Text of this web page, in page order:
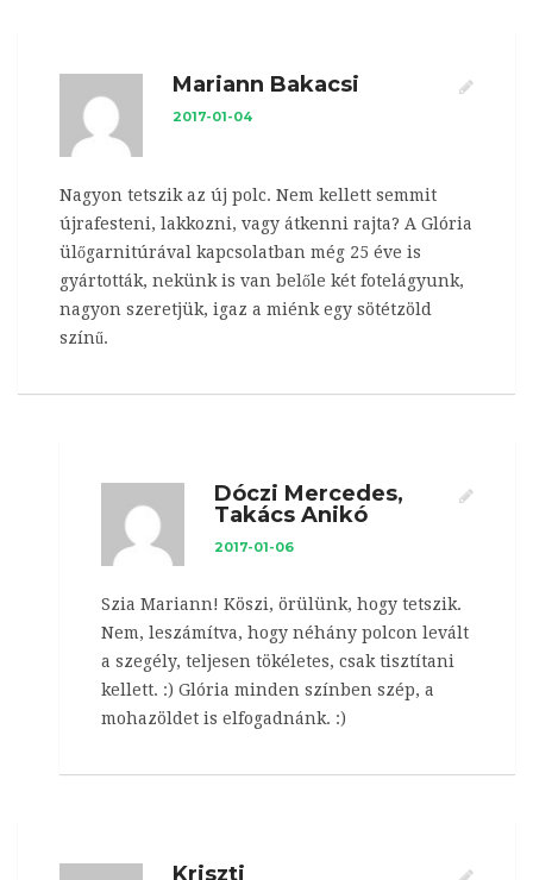
Mariann Bakacsi
2017-01-04
Nagyon tetszik az új polc. Nem kellett semmit
újrafesteni, lakkozni, vagy átkenni rajta? A Glória
ülőgarnitúrával kapcsolatban még 25 éve is
gyártották, nekünk is van belőle két fotelágyunk,
nagyon szeretjük, igaz a miénk egy sötétzöld
színű.
Dóczi Mercedes,
Takács Anikó
2017-01-06
Szia Mariann! Köszi, örülünk, hogy tetszik.
Nem, leszámítva, hogy néhány polcon levált
a szegély, teljesen tökéletes, csak tisztítani
kellett. :) Glória minden színben szép, a
mohazöldet is elfogadnánk. :)
Kriszti